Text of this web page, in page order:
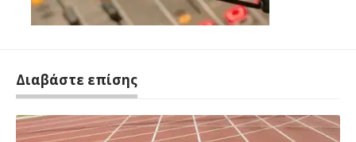
Διαβάστε επίσης